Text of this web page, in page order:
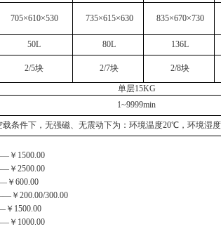
705×610×530 735×615×630 835×670×730
50L 80L 136L
2/5块 2/7块 2/8块
单层15KG
1~9999min
条件下，无强磁、无震动下为：环境温度20℃，环境湿度
1500.00
2500.00
600.00
200.00/300.00
1500.00